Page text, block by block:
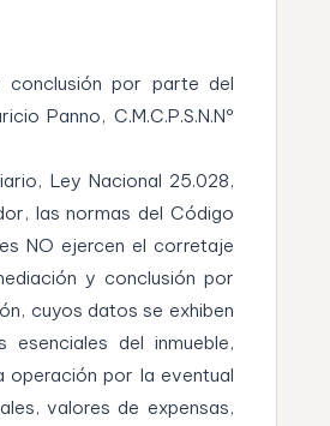
conclusión por parte del
Panno, C.M.C.P.S.N.Nº
Ley Nacional 25.028,
las normas del Código
NO ejercen el corretaje
y conclusión por
cuyos datos se exhiben
del inmueble,
operación por la eventual
valores de expensas,